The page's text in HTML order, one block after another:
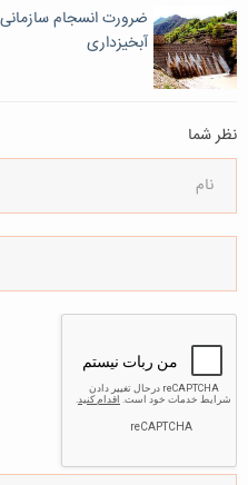
ضرورت انسجام
آبخیزداری
نظر شما